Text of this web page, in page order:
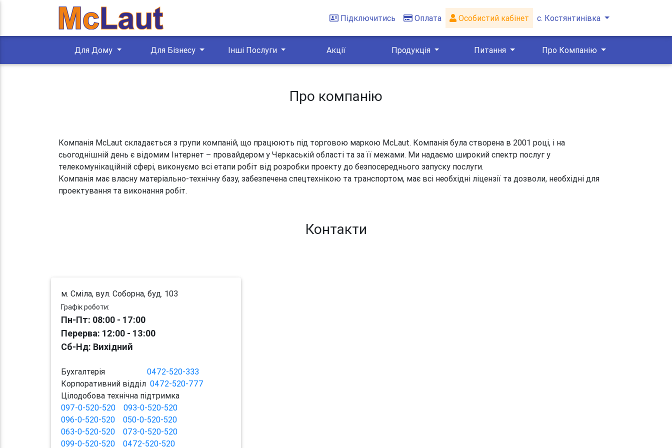
Підключитись Оплата Особистий кабінет с. Костянтинівка
Для Дому Для Бізнесу Інші Послуги Акції Продукція Питання Про Компанію
Про компанію
Компанія McLaut складається з групи компаній, що працюють під торговою маркою McLaut. Компанія була створена в 2001 році, і на
сьогоднішній день є відомим Інтернет – провайдером у Черкаській області та за її межами. Ми надаємо широкий спектр послуг у
телекомунікаційній сфері, виконуємо всі етапи робіт від розробки проекту до безпосереднього запуску послуги.
Компанія має власну матеріально-технічну базу, забезпечена спецтехнікою та транспортом, має всі необхідні ліцензії та дозволи, необхідні для
проектування та виконання робіт.
Контакти
м. Сміла, вул. Соборна, буд. 103
Графік роботи:
Пн-Пт: 08:00 - 17:00
Перерва: 12:00 - 13:00
Сб-Нд: Вихідний
Бухгалтерія 0472-520-333
Корпоративний відділ 0472-520-777
Цілодобова технічна підтримка
097-0-520-520
093-0-520-520
096-0-520-520
050-0-520-520
063-0-520-520
073-0-520-520
099-0-520-520
0472-520-520